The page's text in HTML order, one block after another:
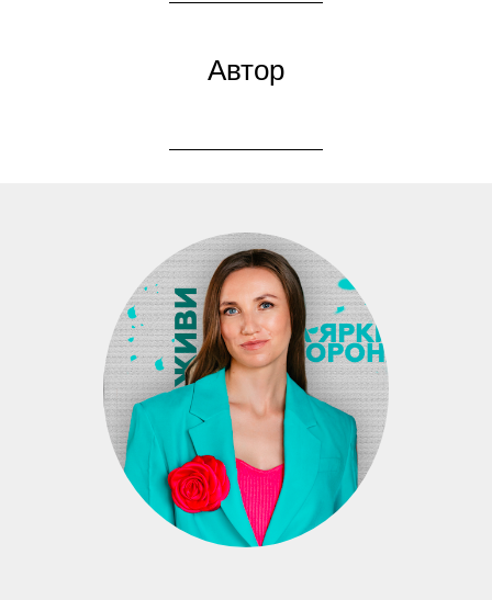
Автор